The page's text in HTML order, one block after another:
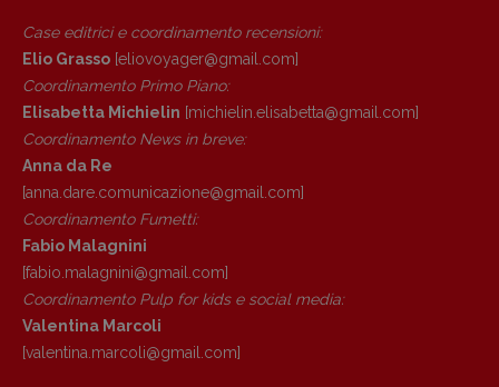
Copyright © 2018 – 2023 Pulp Magazine –
Associazione Pulp Magazine – registrazione
Case editrici e coordinamento recensioni:
Elio Grasso [eliovoyager@gmail.com]
Coordinamento Primo Piano:
Elisabetta Michielin [michielin.elisabetta@gmail.com]
Coordinamento News in breve:
Anna da Re
[anna.dare.comunicazione@gmail.com]
Coordinamento Fumetti:
Fabio Malagnini
[fabio.malagnini@gmail.com]
Coordinamento Pulp for kids e social media:
Valentina Marcoli
[valentina.marcoli@gmail.com]